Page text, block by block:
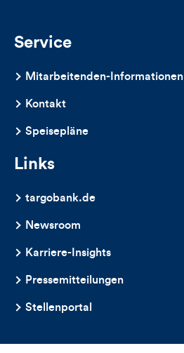
Service
Mitarbeitenden-Informationen
Kontakt
Speisepläne
Links
targobank.de
Newsroom
Karriere-Insights
Pressemitteilungen
Stellenportal